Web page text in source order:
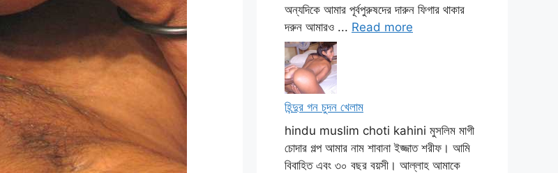
অন্যদিকে আমার পূর্বপুরুষদের দারুন ফিগার থাকার
দরুন আমারও ... Read more
হিন্দুর গন চুদন খেলাম
hindu muslim choti kahini মুসলিম মাগী
চোদার গল্প আমার নাম শাবানা ইজ্জাত শরীফ। আমি
বিবাহিত এবং ৩০ বছর বয়সী। আল্লাহ আমাকে